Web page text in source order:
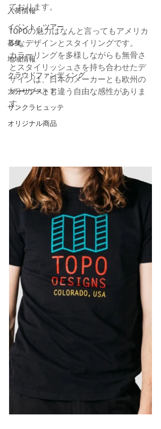
入荷情報
イベント・ツアー
募集
地域情報
クラウドファンディング
大分サブストア
サンクラヒュッテ
オリジナル商品
ております。
TOPOの魅力はなんと言ってもアメリカ
ンなデザインとスタイリングです。
カラーリングを多様しながらも無骨さ
とスタイリッシュさを持ち合わせたデ
ザインは、日本のメーカーとも欧州の
メーカーとも違う自由な感性がありま
す。